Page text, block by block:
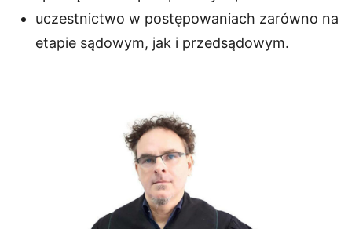
uczestnictwo w postępowaniach zarówno na
etapie sądowym, jak i przedsądowym.